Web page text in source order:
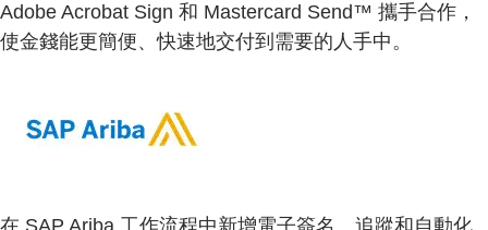
Adobe Acrobat Sign 和 Mastercard Send™ 攜手合作，
使金錢能更簡便、快速地交付到需要的人手中。